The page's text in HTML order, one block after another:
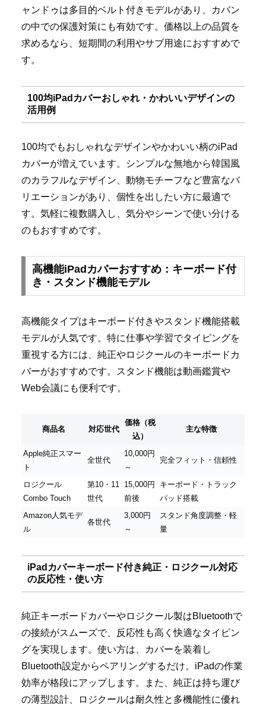
ャンドゥは多目的ベルト付きモデルがあり、カバン
の中での保護対策にも有効です。価格以上の品質を
求めるなら、短期間の利用やサブ用途におすすめで
す。
100均iPadカバーおしゃれ・かわいいデザインの
活用例
100均でもおしゃれなデザインやかわいい柄のiPad
カバーが増えています。シンプルな無地から韓国風
のカラフルなデザイン、動物モチーフなど豊富なバ
リエーションがあり、個性を出したい方に最適で
す。気軽に複数購入し、気分やシーンで使い分ける
のもおすすめです。
高機能iPadカバーおすすめ：キーボード付
き・スタンド機能モデル
高機能タイプはキーボード付きやスタンド機能搭載
モデルが人気です。特に仕事や学習でタイピングを
重視する方には、純正やロジクールのキーボードカ
バーがおすすめです。スタンド機能は動画鑑賞や
Web会議にも便利です。
商品名 対応世代
価格（税
込）
主な特徴
Apple純正スマー
ト
全世代
10,000円
～
完全フィット・信頼性
ロジクール
Combo Touch
第10・11
世代
15,000円
前後
キーボード・トラック
パッド搭載
Amazon人気モデ
ル
各世代
3,000円
～
スタンド角度調整・軽
量
iPadカバーキーボード付き純正・ロジクール対応
の反応性・使い方
純正キーボードカバーやロジクール製はBluetoothで
の接続がスムーズで、反応性も高く快適なタイピン
グを実現します。使い方は、カバーを装着し
Bluetooth設定からペアリングするだけ。iPadの作業
効率が格段にアップします。また、純正は持ち運び
の薄型設計、ロジクールは耐久性と多機能性に優れ